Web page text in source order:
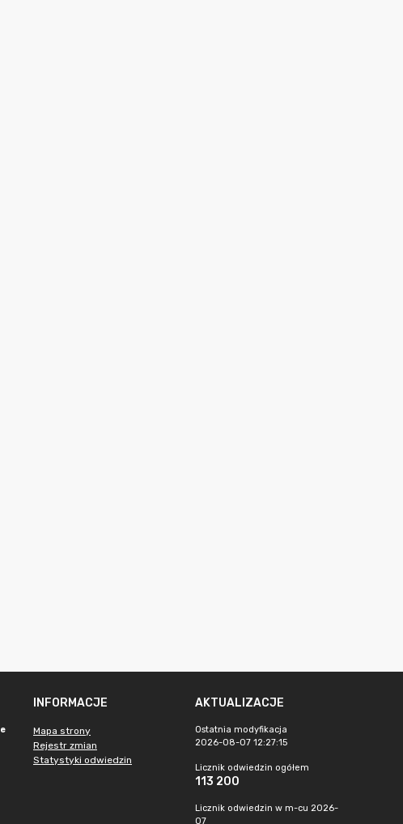
INFORMACJE
Mapa strony
Rejestr zmian
Statystyki odwiedzin
AKTUALIZACJE
Ostatnia modyfikacja
2026-08-07 12:27:15
Licznik odwiedzin ogółem
113 200
Licznik odwiedzin w m-cu 2026-
07